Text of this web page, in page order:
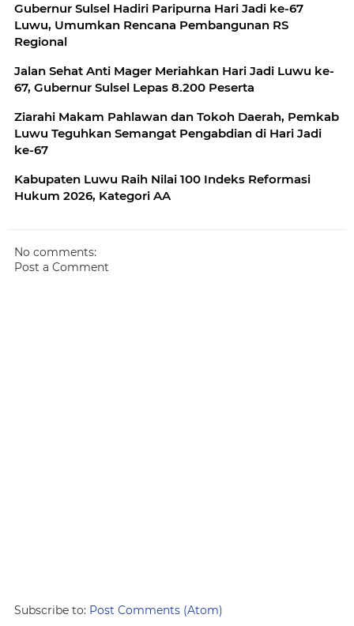
Gubernur Sulsel Hadiri Paripurna Hari Jadi ke-67
Luwu, Umumkan Rencana Pembangunan RS
Regional
Jalan Sehat Anti Mager Meriahkan Hari Jadi Luwu ke-
67, Gubernur Sulsel Lepas 8.200 Peserta
Ziarahi Makam Pahlawan dan Tokoh Daerah, Pemkab
Luwu Teguhkan Semangat Pengabdian di Hari Jadi
ke-67
Kabupaten Luwu Raih Nilai 100 Indeks Reformasi
Hukum 2026, Kategori AA
No comments:
Post a Comment
Subscribe to: Post Comments (Atom)